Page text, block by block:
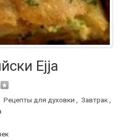
Ejja
Рецепты для духовки Завтрак